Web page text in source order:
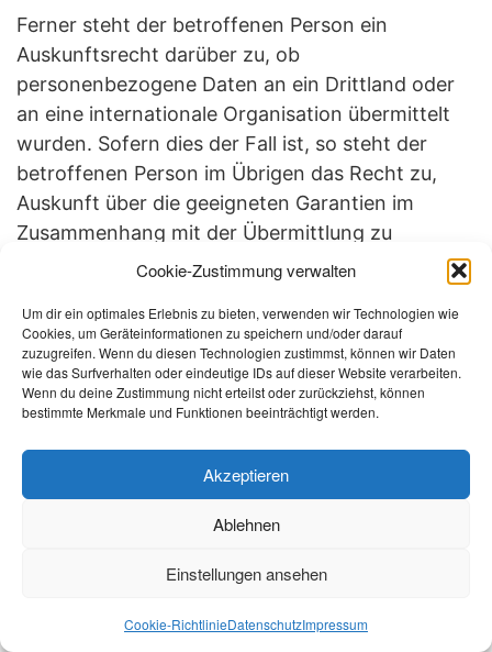
Cookie-Zustimmung verwalten
Um dir ein optimales Erlebnis zu bieten, verwenden wir Technologien wie
Cookies, um Geräteinformationen zu speichern und/oder darauf
zuzugreifen. Wenn du diesen Technologien zustimmst, können wir Daten
wie das Surfverhalten oder eindeutige IDs auf dieser Website verarbeiten.
Wenn du deine Zustimmung nicht erteilst oder zurückziehst, können
bestimmte Merkmale und Funktionen beeinträchtigt werden.
Akzeptieren
Ablehnen
Einstellungen ansehen
Cookie-RichtlinieDatenschutzImpressum
Ferner steht der betroffenen Person ein
Auskunftsrecht darüber zu, ob
personenbezogene Daten an ein Drittland oder
an eine internationale Organisation übermittelt
wurden. Sofern dies der Fall ist, so steht der
betroffenen Person im Übrigen das Recht zu,
Auskunft über die geeigneten Garantien im
Zusammenhang mit der Übermittlung zu
Auskunftsrecht in Anspruch nehmen, kann sie
sich hierzu jederzeit an einen Mitarbeiter des für
die Verarbeitung Verantwortlichen wenden.
Jede von der Verarbeitung personenbezogener
Daten betroffene Person hat das vom
Europäischen Richtlinien- und Verordnungsgeber
sie betreffender unrichtiger personenbezogener
Daten zu verlangen. Ferner steht der